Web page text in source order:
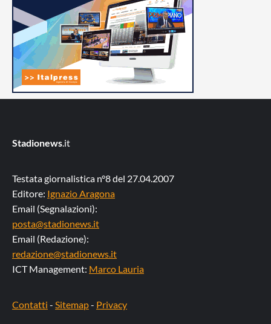
Stadionews.it
Testata giornalistica n°8 del 27.04.2007
Editore: Ignazio Aragona
Email (Segnalazioni):
posta@stadionews.it
Email (Redazione):
redazione@stadionews.it
ICT Management: Marco Lauria
Contatti - Sitemap- Privacy